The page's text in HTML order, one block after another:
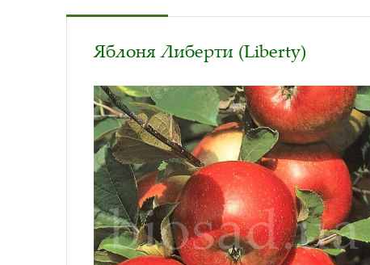
Яблоня Либерти (Liberty)